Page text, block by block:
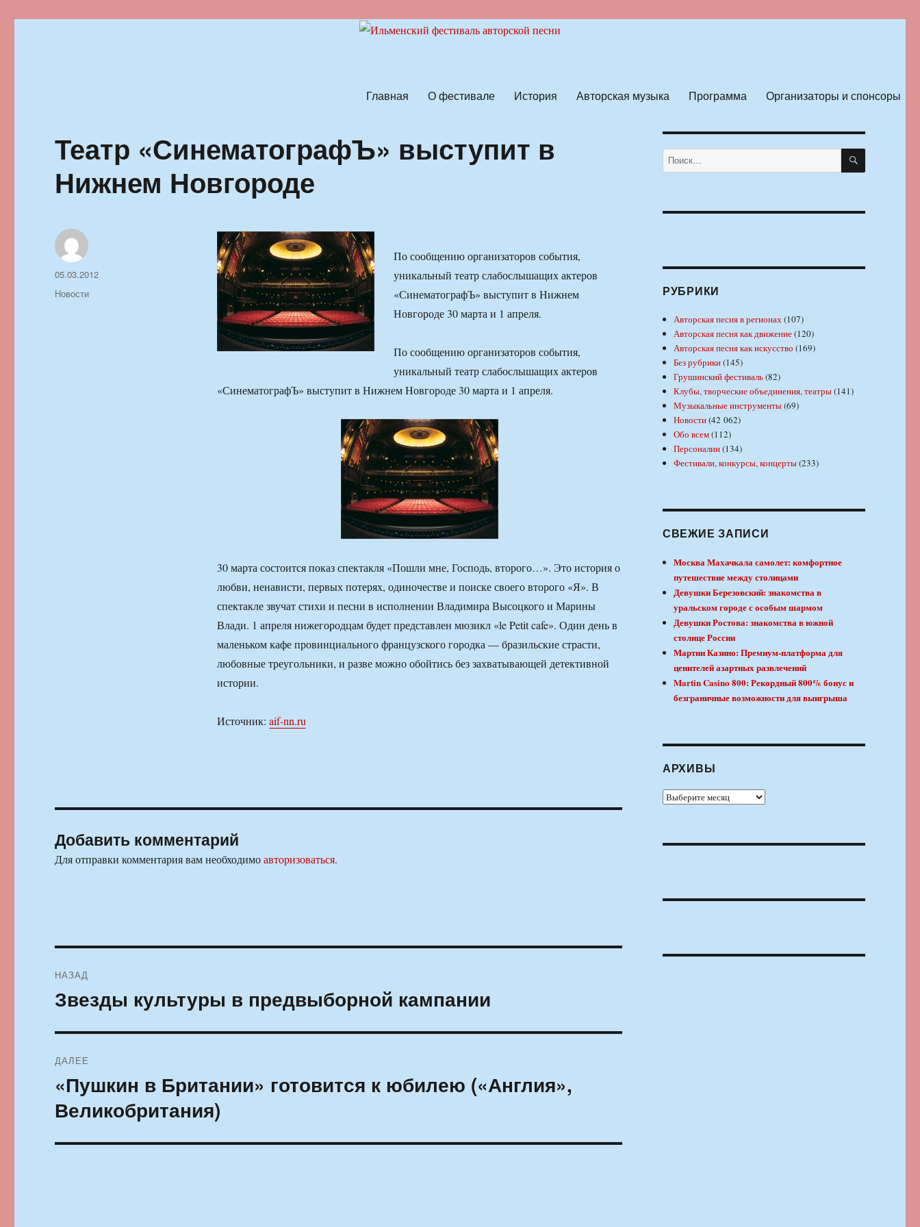
Главная О фестивале История Авторская музыка Программа Организаторы и спонсоры
Театр «СинематографЪ» выступит в
Нижнем Новгороде
По сообщению организаторов события,
уникальный театр слабослышащих актеров
«СинематографЪ» выступит в Нижнем
Новгороде 30 марта и 1 апреля.
По сообщению организаторов события,
уникальный театр слабослышащих актеров
«СинематографЪ» выступит в Нижнем Новгороде 30 марта и 1 апреля.
30 марта состоится показ спектакля «Пошли мне, Господь, второго…». Это история о
любви, ненависти, первых потерях, одиночестве и поиске своего второго «Я». В
спектакле звучат стихи и песни в исполнении Владимира Высоцкого и Марины
Влади. 1 апреля нижегородцам будет представлен мюзикл «le Petit cafe». Один день в
маленьком кафе провинциального французского городка — бразильские страсти,
любовные треугольники, и разве можно обойтись без захватывающей детективной
истории.
Источник: aif-nn.ru
Автор
Опубликовано
05.03.2012
Рубрики
Новости
Добавить комментарий
Для отправки комментария вам необходимоавторизоваться.
по
НАЗАД
Предыдущая
Звезды культуры в предвыборной кампании
ДАЛЕЕ
Следующая
запись:
«Пушкин в Британии» готовится к юбилею («Англия»,
Великобритания)
Искать: ПОИСК
РУБРИКИ
Авторская песня в регионах(107)
Авторская песня как движение(120)
Авторская песня как искусство (169)
Без рубрики(145)
Грушинский фестиваль(82)
Клубы, творческие объединения, театры(141)
Музыкальные инструменты(69)
Новости(42 062)
Обо всем(112)
Персоналии(134)
Фестивали, конкурсы, концерты(233)
СВЕЖИЕ ЗАПИСИ
Москва Махачкала самолет: комфортное
путешествие между столицами
Девушки Березовский: знакомства в
уральском городе с особым шармом
Девушки Ростова: знакомства в южной
столице России
Мартин Казино: Премиум-платформа для
ценителей азартных развлечений
Martin Casino 800: Рекордный 800% бонус и
безграничные возможности для выигрыша
АРХИВЫ
Архивы